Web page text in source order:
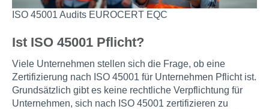
ISO 45001 Audits EUROCERT EQC
Ist ISO 45001 Pflicht?
Viele Unternehmen stellen sich die Frage, ob eine
Zertifizierung nach ISO 45001 für Unternehmen Pflicht ist.
Grundsätzlich gibt es keine rechtliche Verpflichtung für
Unternehmen, sich nach ISO 45001 zertifizieren zu